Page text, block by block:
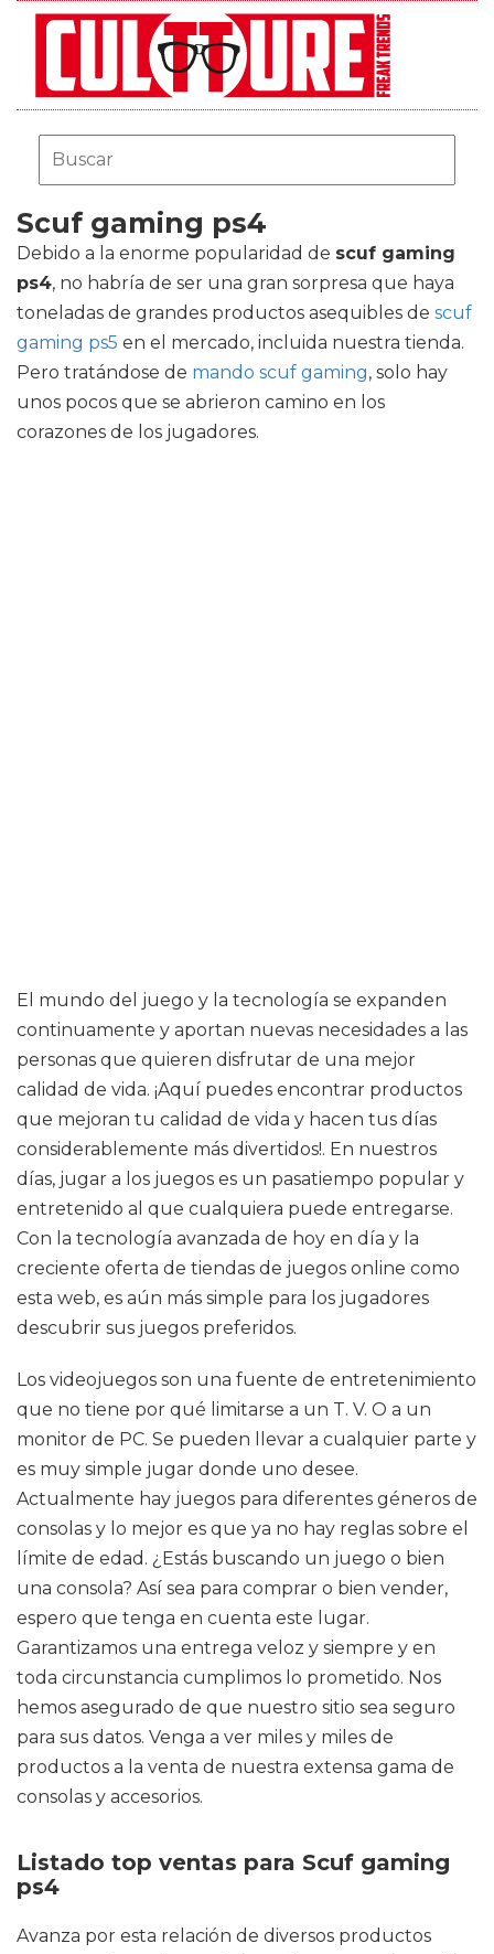
Scuf gaming ps4
Debido a la enorme popularidad de scuf gaming
ps4, no habría de ser una gran sorpresa que haya
toneladas de grandes productos asequibles de scuf
gaming ps5 en el mercado, incluida nuestra tienda.
Pero tratándose de mando scuf gaming, solo hay
unos pocos que se abrieron camino en los
corazones de los jugadores.
El mundo del juego y la tecnología se expanden
continuamente y aportan nuevas necesidades a las
personas que quieren disfrutar de una mejor
calidad de vida. ¡Aquí puedes encontrar productos
que mejoran tu calidad de vida y hacen tus días
considerablemente más divertidos!. En nuestros
días, jugar a los juegos es un pasatiempo popular y
entretenido al que cualquiera puede entregarse.
Con la tecnología avanzada de hoy en día y la
creciente oferta de tiendas de juegos online como
esta web, es aún más simple para los jugadores
descubrir sus juegos preferidos.
Los videojuegos son una fuente de entretenimiento
que no tiene por qué limitarse a un T. V. O a un
monitor de PC. Se pueden llevar a cualquier parte y
es muy simple jugar donde uno desee.
Actualmente hay juegos para diferentes géneros de
consolas y lo mejor es que ya no hay reglas sobre el
límite de edad. ¿Estás buscando un juego o bien
una consola? Así sea para comprar o bien vender,
espero que tenga en cuenta este lugar.
Garantizamos una entrega veloz y siempre y en
toda circunstancia cumplimos lo prometido. Nos
hemos asegurado de que nuestro sitio sea seguro
para sus datos. Venga a ver miles y miles de
productos a la venta de nuestra extensa gama de
consolas y accesorios.
Listado top ventas para Scuf gaming
ps4
Avanza por esta relación de diversos productos